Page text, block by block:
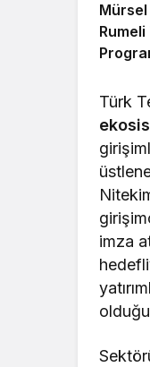
Mürsel
Türk
imza